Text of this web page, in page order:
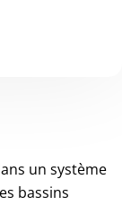
un système
bassins